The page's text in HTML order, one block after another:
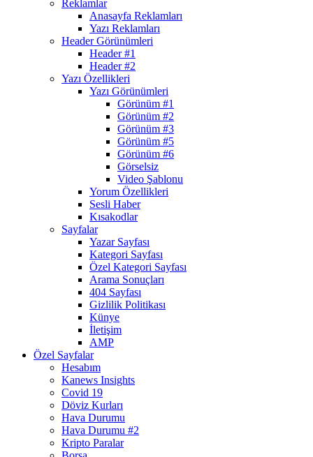
Reklamlar
Anasayfa Reklamları
Yazı Reklamları
Header Görünümleri
Header #1
Header #2
Yazı Özellikleri
Yazı Görünümleri
Görünüm #1
Görünüm #2
Görünüm #3
Görünüm #5
Görünüm #6
Görselsiz
Video Şablonu
Yorum Özellikleri
Sesli Haber
Kısakodlar
Sayfalar
Yazar Sayfası
Kategori Sayfası
Özel Kategori Sayfası
Arama Sonuçları
404 Sayfası
Gizlilik Politikası
Künye
İletişim
AMP
Özel Sayfalar
Hesabım
Kanews Insights
Covid 19
Döviz Kurları
Hava Durumu
Hava Durumu #2
Kripto Paralar